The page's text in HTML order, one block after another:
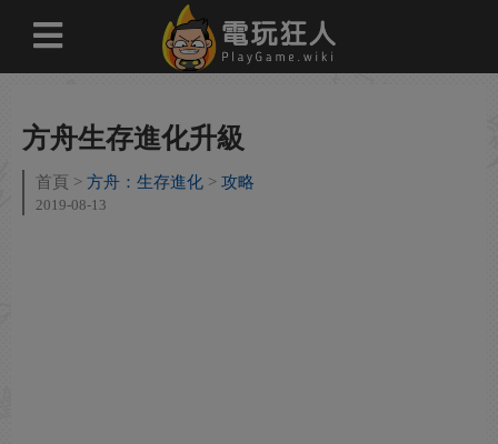
方舟生存進化升級
首頁 方舟：生存進化 攻略
2019-08-13